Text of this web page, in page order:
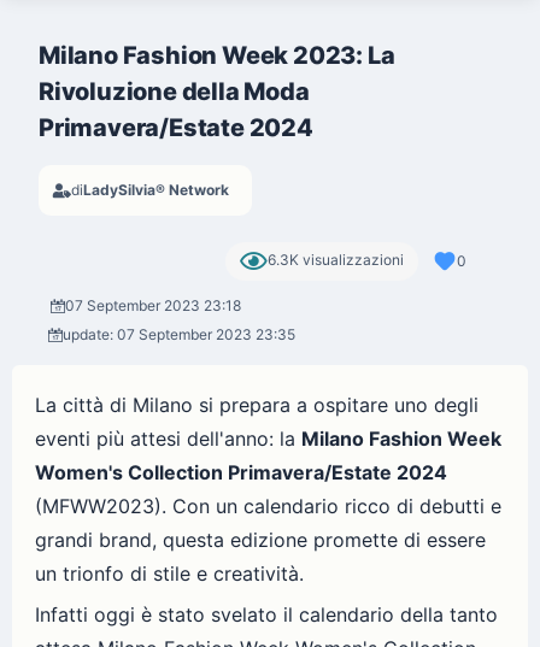
Milano Fashion Week 2023: La
Rivoluzione della Moda
Primavera/Estate 2024
diLadySilvia® Network
6.3K visualizzazioni 0
07 September 2023 23:18
update: 07 September 2023 23:35
La città di Milano si prepara a ospitare uno degli
eventi più attesi dell'anno: la Milano Fashion Week
Women's Collection Primavera/Estate 2024
(MFWW2023). Con un calendario ricco di debutti e
grandi brand, questa edizione promette di essere
un trionfo di stile e creatività.
Infatti oggi è stato svelato il calendario della tanto